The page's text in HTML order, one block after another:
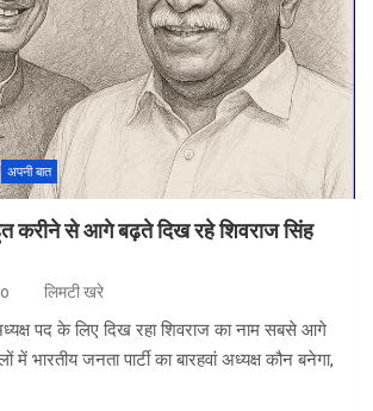
अपनी बात
करीने से आगे बढ़ते दिख रहे शिवराज सिंह
लिमटी खरे
पद के लिए दिख रहा शिवराज का नाम सबसे आगे
भारतीय जनता पार्टी का बारहवां अध्यक्ष कौन बनेगा,